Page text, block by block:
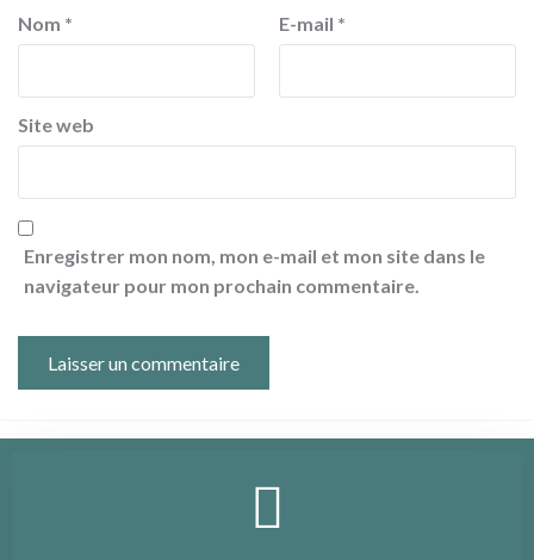
Nom * E-mail *
Site web
Enregistrer mon nom, mon e-mail et mon site dans le
navigateur pour mon prochain commentaire.